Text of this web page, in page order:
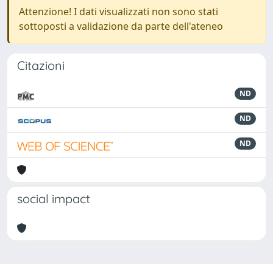
Attenzione! I dati visualizzati non sono stati
sottoposti a validazione da parte dell'ateneo
Citazioni
ND
ND
ND
social impact